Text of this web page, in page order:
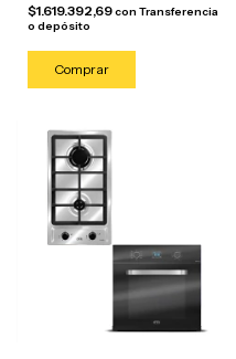
$1.619.392,69con Transferencia
o depósito